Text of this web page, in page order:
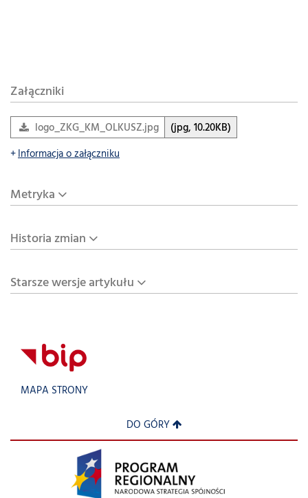
Załączniki
logo_ZKG_KM_OLKUSZ.jpg
(jpg, 10.20KB)
Informacja o załączniku
Metryka
Historia zmian
Starsze wersje artykułu
MAPA STRONY
DO GÓRY